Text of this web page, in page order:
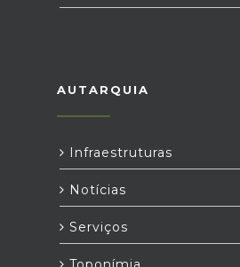
AUTARQUIA
Infraestruturas
Notícias
Serviços